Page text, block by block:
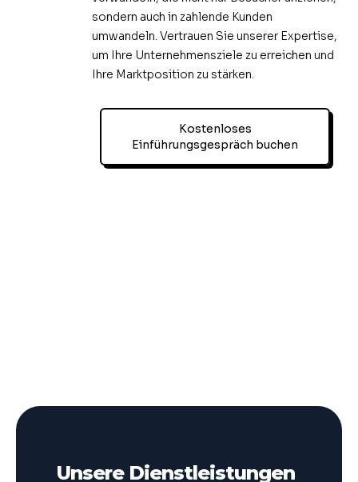
sondern auch in zahlende Kunden
umwandeln. Vertrauen Sie unserer Expertise,
um Ihre Unternehmensziele zu erreichen und
Ihre Marktposition zu stärken.
Kostenloses
Einführungsgespräch buchen
Unsere Dienstleistungen